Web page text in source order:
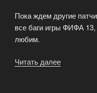
Пока ждем другие
все баги игры ФИФА
любим.
Читать далее